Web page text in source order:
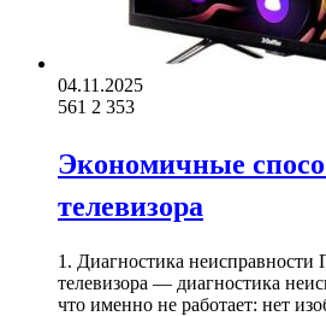
04.11.2025
561 2 353
Экономичные
телевизора
1. Диагностика
телевизора — диагностика
что именно не работает: нет